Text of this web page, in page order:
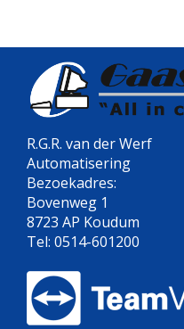
R.G.R. van der Werf
Automatisering
Bezoekadres:
Bovenweg 1
8723 AP Koudum
Tel: 0514-601200